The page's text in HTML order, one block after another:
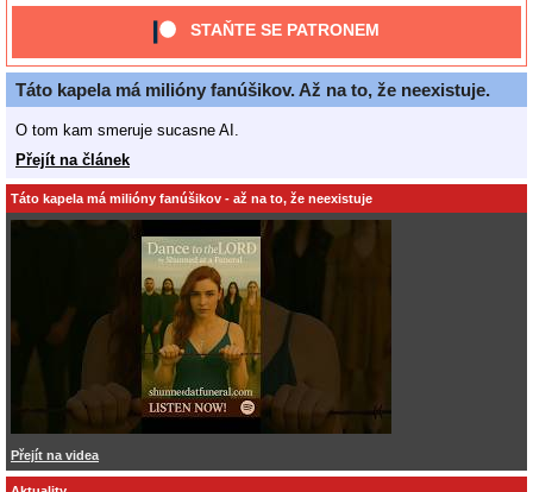
STAŇTE SE PATRONEM
Táto kapela má milióny fanúšikov. Až na to, že neexistuje.
O tom kam smeruje sucasne AI.
Přejít na článek
Táto kapela má milióny fanúšikov - až na to, že neexistuje
Přejít na videa